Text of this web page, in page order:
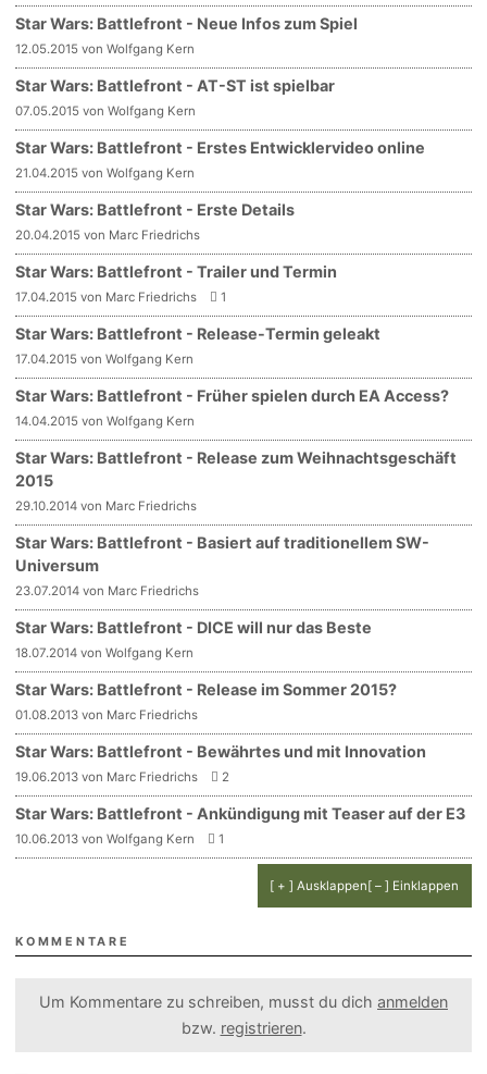
Star Wars: Battlefront - Neue Infos zum Spiel
12.05.2015 von Wolfgang Kern
Star Wars: Battlefront - AT-ST ist spielbar
07.05.2015 von Wolfgang Kern
Star Wars: Battlefront - Erstes Entwicklervideo online
21.04.2015 von Wolfgang Kern
Star Wars: Battlefront - Erste Details
20.04.2015 von Marc Friedrichs
Star Wars: Battlefront - Trailer und Termin
17.04.2015 von Marc Friedrichs 1
Star Wars: Battlefront - Release-Termin geleakt
17.04.2015 von Wolfgang Kern
Star Wars: Battlefront - Früher spielen durch EA Access?
14.04.2015 von Wolfgang Kern
Star Wars: Battlefront - Release zum Weihnachtsgeschäft
2015
29.10.2014 von Marc Friedrichs
Star Wars: Battlefront - Basiert auf traditionellem SW-
Universum
23.07.2014 von Marc Friedrichs
Star Wars: Battlefront - DICE will nur das Beste
18.07.2014 von Wolfgang Kern
Star Wars: Battlefront - Release im Sommer 2015?
01.08.2013 von Marc Friedrichs
Star Wars: Battlefront - Bewährtes und mit Innovation
19.06.2013 von Marc Friedrichs 2
Star Wars: Battlefront - Ankündigung mit Teaser auf der E3
10.06.2013 von Wolfgang Kern 1
[ + ] Ausklappen[ – ] Einklappen
KOMMENTARE
Um Kommentare zu schreiben, musst du dich anmelden
bzw. registrieren.